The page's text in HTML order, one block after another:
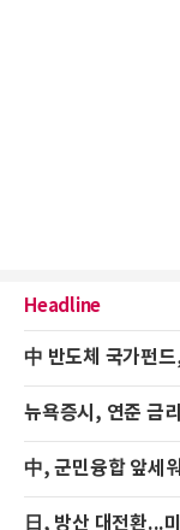
Headline
中 반도체 국가펀
뉴욕증시, 연준 금
中, 군민융합 앞세
日, 방산 대전환...